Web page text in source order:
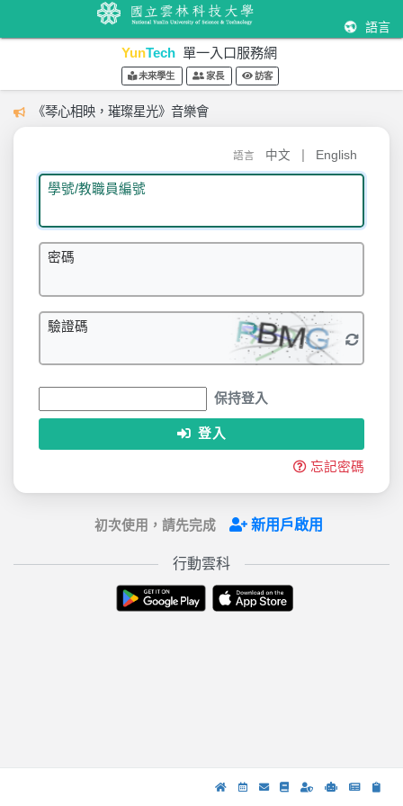
語言
YunTech 單一入口服務網
未來學生 家長 訪客
《琴心相映，璀璨星光》音樂會
語言 中文 English
學號/教職員編號
密碼
驗證碼
保持登入
登入
忘記密碼
初次使用，請先完成 新用戶啟用
行動雲科